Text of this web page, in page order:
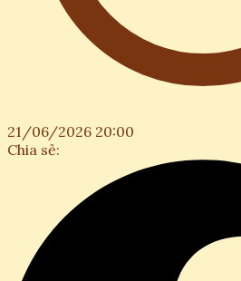
21/06/2026 20:00
Chia sẻ: